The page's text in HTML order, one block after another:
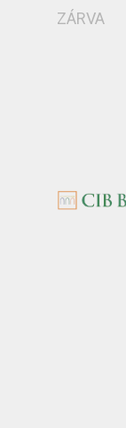
ZÁRVA